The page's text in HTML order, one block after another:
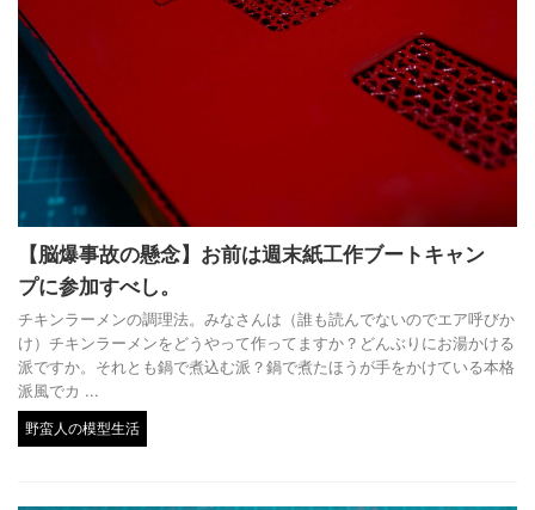
【脳爆事故の懸念】お前は週末紙工作ブートキャン
プに参加すべし。
チキンラーメンの調理法。みなさんは（誰も読んでないのでエア呼びか
け）チキンラーメンをどうやって作ってますか？どんぶりにお湯かける
派ですか。それとも鍋で煮込む派？鍋で煮たほうが手をかけている本格
派風でカ ...
野蛮人の模型生活